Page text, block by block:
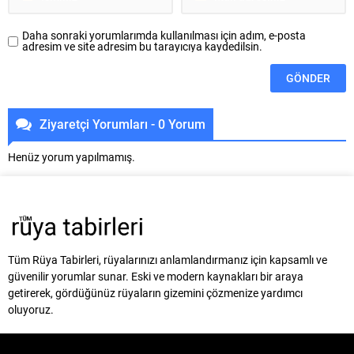
Daha sonraki yorumlarımda kullanılması için adım, e-posta
adresim ve site adresim bu tarayıcıya kaydedilsin.
Ziyaretçi Yorumları - 0 Yorum
Henüz yorum yapılmamış.
Tüm Rüya Tabirleri, rüyalarınızı anlamlandırmanız için kapsamlı ve
güvenilir yorumlar sunar. Eski ve modern kaynakları bir araya
getirerek, gördüğünüz rüyaların gizemini çözmenize yardımcı
oluyoruz.